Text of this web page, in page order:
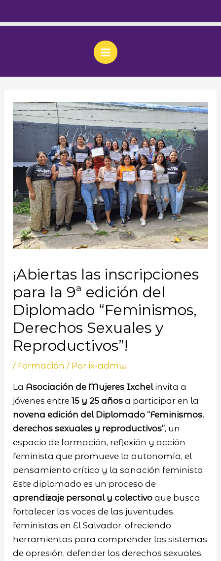
¡Abiertas las inscripciones
para la 9ª edición del
Diplomado “Feminismos,
Derechos Sexuales y
Reproductivos”!
/ Formación / Por ix-admw
La Asociación de Mujeres Ixchelinvita a
jóvenes entre15 y 25 años a participar en la
novena edición del Diplomado “Feminismos,
derechos sexuales y reproductivos”, un
espacio de formación, reflexión y acción
feminista que promueve la autonomía, el
pensamiento crítico y la sanación feminista.
Este diplomado es un proceso de
aprendizaje personal y colectivo que busca
fortalecer las voces de las juventudes
feministas en El Salvador, ofreciendo
herramientas para comprender los sistemas
de opresión, defender los derechos sexuales